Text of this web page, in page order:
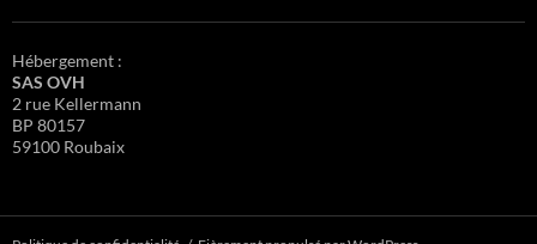
Hébergement :
SAS OVH
2 rue Kellermann
BP 80157
59100 Roubaix